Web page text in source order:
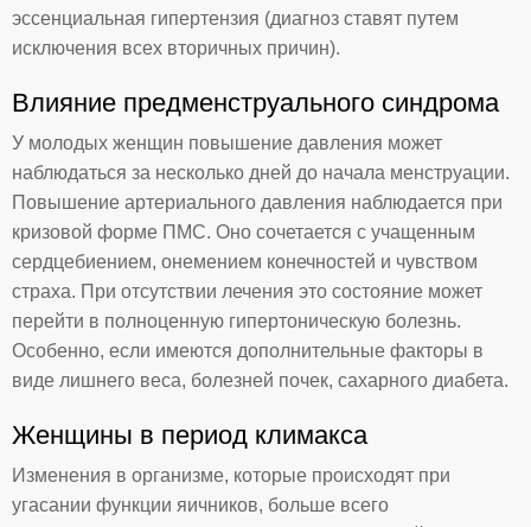
эссенциальная гипертензия (диагноз ставят путем
исключения всех вторичных причин).
Влияние предменструального синдрома
У молодых женщин повышение давления может
наблюдаться за несколько дней до начала менструации.
Повышение артериального давления наблюдается при
кризовой форме ПМС. Оно сочетается с учащенным
сердцебиением, онемением конечностей и чувством
страха. При отсутствии лечения это состояние может
перейти в полноценную гипертоническую болезнь.
Особенно, если имеются дополнительные факторы в
виде лишнего веса, болезней почек, сахарного диабета.
Женщины в период климакса
Изменения в организме, которые происходят при
угасании функции яичников, больше всего